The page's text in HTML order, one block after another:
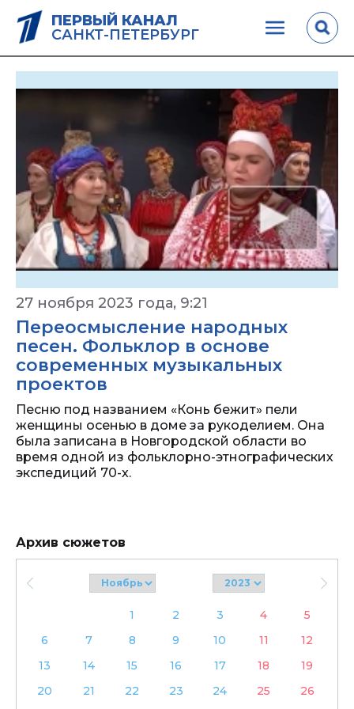
ПЕРВЫЙ КАНАЛ
САНКТ-ПЕТЕРБУРГ
27 ноября 2023 года, 9:21
Переосмысление народных
песен. Фольклор в основе
современных музыкальных
проектов
Песню под названием «Конь бежит» пели
женщины осенью в доме за рукоделием. Она
была записана в Новгородской области во
время одной из фольклорно-этнографических
экспедиций 70-х.
Архив сюжетов
1 2 3 4
5
6
7 8 9 10 11
12
13
14 15 16 17 18
19
20
21 22 23 24 25
26